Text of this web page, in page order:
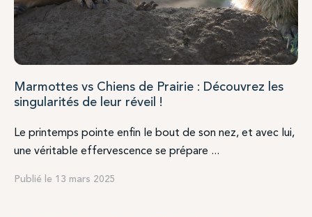
Marmottes vs Chiens de Prairie : Découvrez les
singularités de leur réveil !
Le printemps pointe enfin le bout de son nez, et avec lui,
une véritable effervescence se prépare ...
Publié le 13 mars 2025